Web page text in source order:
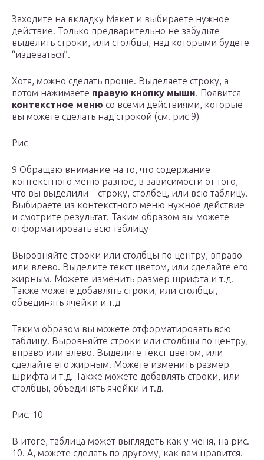
Заходите на вкладку Макет и выбираете нужное
действие. Только предварительно не забудьте
выделить строки, или столбцы, над которыми будете
“издеваться”.
Хотя, можно сделать проще. Выделяете строку, а
потом нажимаете правую кнопку мыши. Появится
контекстное меню со всеми действиями, которые
вы можете сделать над строкой (см. рис 9)
Рис
9 Обращаю внимание на то, что содержание
контекстного меню разное, в зависимости от того,
что вы выделили – строку, столбец, или всю таблицу.
Выбираете из контекстного меню нужное действие
и смотрите результат. Таким образом вы можете
отформатировать всю таблицу
Выровняйте строки или столбцы по центру, вправо
или влево. Выделите текст цветом, или сделайте его
жирным. Можете изменить размер шрифта и т.д.
Также можете добавлять строки, или столбцы,
объединять ячейки и т.д
Таким образом вы можете отформатировать всю
таблицу. Выровняйте строки или столбцы по центру,
вправо или влево. Выделите текст цветом, или
сделайте его жирным. Можете изменить размер
шрифта и т.д. Также можете добавлять строки, или
столбцы, объединять ячейки и т.д.
Рис. 10
В итоге, таблица может выглядеть как у меня, на рис.
10. А, можете сделать по другому, как вам нравится.